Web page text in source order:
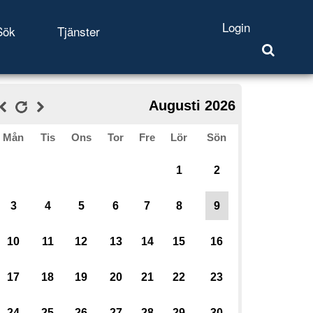
Tjänster Login
Augusti 2026
Mån Tis Ons Tor Fre Lör Sön
1 2
3 4 5 6 7 8 9
10 11 12 13 14 15 16
17 18 19 20 21 22 23